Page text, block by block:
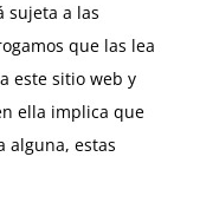
sujeta a las
que las lea
este sitio web y
ella implica que
alguna, estas